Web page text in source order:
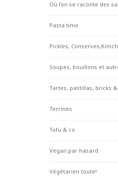
Où l'on se raconte des
Pasta time
Pickles,
Soupes, bouillons et
Tartes, pastillas, bricks
Terrines
Tofu & co
Vegan par hasard
Végétarien toute!